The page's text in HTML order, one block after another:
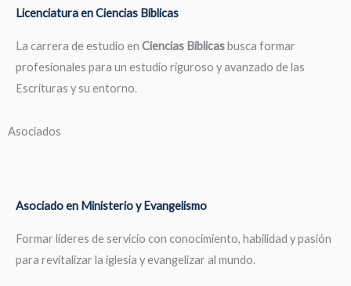
Licenciatura en Ciencias Bíblicas
La carrera de estudio en Ciencias Bíblicasbusca formar
profesionales para un estudio riguroso y avanzado de las
Escrituras y su entorno.
Asociados
Asociado en Ministerio y Evangelismo
Formar líderes de servicio con conocimiento, habilidad y pasión
para revitalizar la iglesia y evangelizar al mundo.